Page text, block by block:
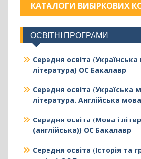
КАТАЛОГИ ВИБІРКОВИХ
ОСВІТНІ ПРОГРАМИ
Середня освіта (Українська
література) ОС Бакалавр
Середня освіта (Україська
література. Англійська
Середня освіта (Мова і
(англійська)) ОС Бакалавр
Середня освіта (Історія та